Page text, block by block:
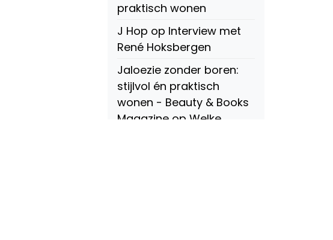
praktisch wonen
J Hop op Interview met
René Hoksbergen
Jaloezie zonder boren:
stijlvol én praktisch
wonen - Beauty & Books
Magazine op Welke